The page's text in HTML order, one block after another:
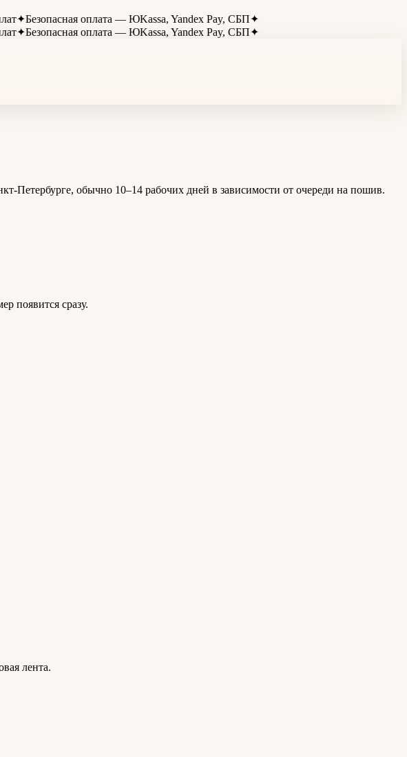
Безопасная оплата — ЮKassa, Yandex Pay, СБП✦
Безопасная оплата — ЮKassa, Yandex Pay, СБП✦
Петербурге, обычно 10–14 рабочих дней в зависимости от очереди на пошив.
появится сразу.
лента.